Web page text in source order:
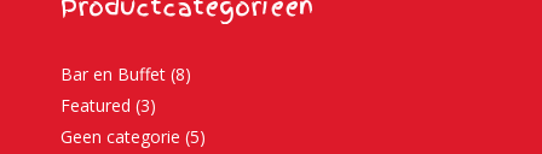
Bar en Buffet (8)
Featured (3)
Geen categorie (5)